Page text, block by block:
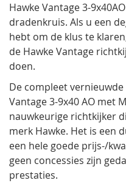
Hawke Vantage 3-
dradenkruis. Als u een
hebt om de klus te
de Hawke Vantage
doen.
De compleet
Vantage 3-9x40 AO met
nauwkeurige richtkijker
merk Hawke. Het is een
een hele goede prijs-/
geen concessies zijn
prestaties.